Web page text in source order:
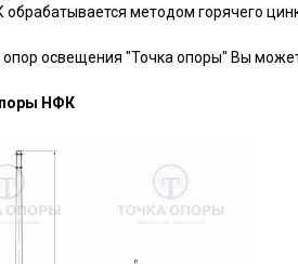
методом горячего
освещения "Точка опоры" Вы
НФК